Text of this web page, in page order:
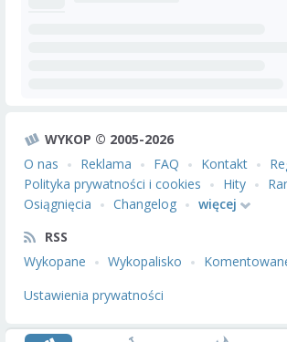
WYKOP © 2005-2026
O nas
Reklama FAQ Kontakt
Polityka prywatności i cookies
Hity
Osiągnięcia
Changelog
więcej
RSS
Wykopane
Wykopalisko
Ustawienia prywatności